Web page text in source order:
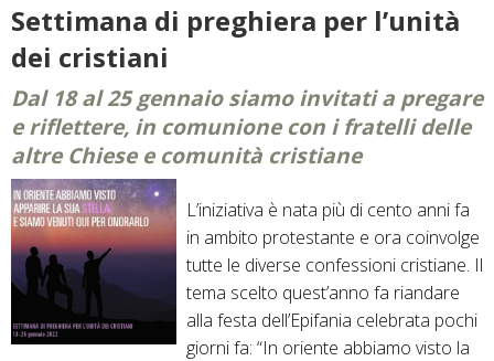
per
l’approfondimento
e
lo
sviluppo
del
dialogo
tra
cattolici
ed
ebrei
Settimana di preghiera per l’unità
dei cristiani
Dal 18 al 25 gennaio siamo invitati a pregare
e riflettere, in comunione con i fratelli delle
altre Chiese e comunità cristiane
L’iniziativa è nata più di cento anni fa
in ambito protestante e ora coinvolge
tutte le diverse confessioni cristiane. Il
tema scelto quest’anno fa riandare
alla festa dell’Epifania celebrata pochi
giorni fa: “In oriente abbiamo visto la